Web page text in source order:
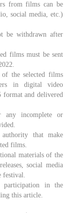
from films can be
social media, etc.)
be withdrawn after
films must be sent
the selected films
in digital video
and delivered
any incomplete or
that make
films.
materials of the
social media
festival.
participation in the
this article.